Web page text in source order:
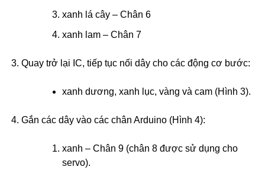
xanh lá cây – Chân 6
xanh lam – Chân 7
Quay trở lại IC, tiếp tục nối dây cho các động cơ bước:
xanh dương, xanh lục, vàng và cam (Hình 3).
Gắn các dây vào các chân Arduino (Hình 4):
xanh – Chân 9 (chân 8 được sử dụng cho
servo).